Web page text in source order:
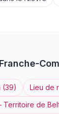
(39) Lieu de
Territoire de